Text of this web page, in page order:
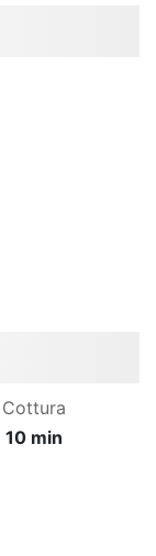
Cottura
10 min